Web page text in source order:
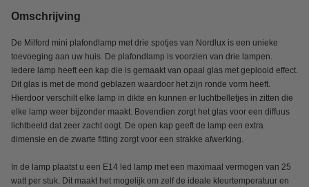
Omschrijving
De Milford mini plafondlamp met drie spotjes van Nordlux is een unieke
toevoeging aan uw huis. De plafondlamp is voorzien van drie lampen.
Iedere lamp heeft een kap die is gemaakt van opaal glas met geplooid effect.
Dit glas is met de mond geblazen waardoor het zijn ronde vorm heeft.
Hierdoor verschilt elke lamp in dikte en kunnen er luchtbelletjes in zitten die
elke lamp weer bijzonder maakt. Bovendien zorgt het glas voor een diffuus
lichtbeeld dat zeer zacht oogt. De open kap geeft de lamp een extra
dimensie en de zwarte fitting zorgt voor een strakke afwerking.
In de lamp plaatst u een E14 led lamp met een maximaal vermogen van 25
watt per stuk. Dit maakt het mogelijk om zelf de ideale kleurtemperatuur en